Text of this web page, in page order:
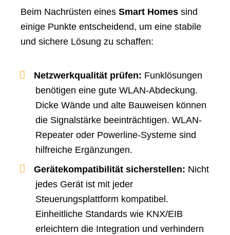
Beim Nachrüsten eines Smart Homes sind
einige Punkte entscheidend, um eine stabile
und sichere Lösung zu schaffen:
Netzwerkqualität prüfen: Funklösungen
benötigen eine gute WLAN-Abdeckung.
Dicke Wände und alte Bauweisen können
die Signalstärke beeinträchtigen. WLAN-
Repeater oder Powerline-Systeme sind
hilfreiche Ergänzungen.
Gerätekompatibilität sicherstellen: Nicht
jedes Gerät ist mit jeder
Steuerungsplattform kompatibel.
Einheitliche Standards wie KNX/EIB
erleichtern die Integration und verhindern